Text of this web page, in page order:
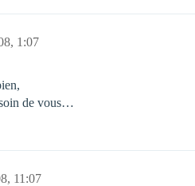
1:07
de vous…
11:07